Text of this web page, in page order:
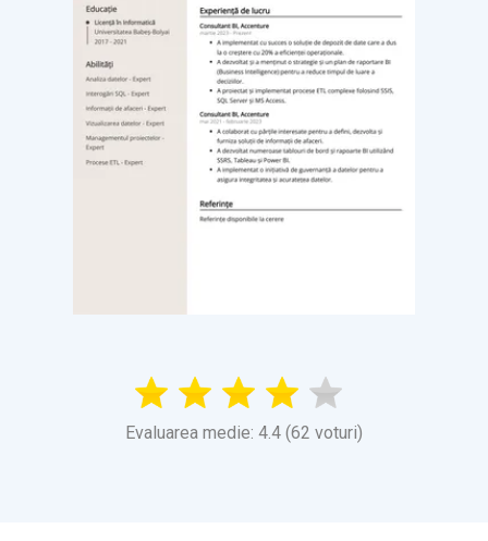
Evaluarea medie: 4.4 (62 voturi)